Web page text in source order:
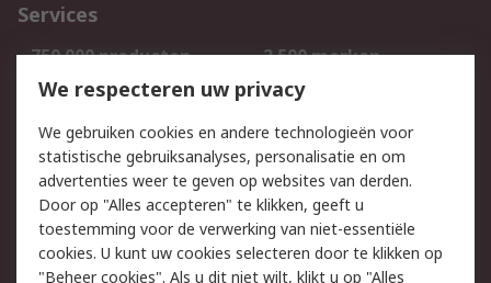
Services
750.000 producten
2.500 merken
Bestellen
Inkoopoplossingen
Track & Trace
Wettelijk
Cookiebeleid
Email veiligheid
Privacybeleid
Websitevoorwaarden
We respecteren uw privacy
We gebruiken cookies en andere technologieën voor
statistische gebruiksanalyses, personalisatie en om
advertenties weer te geven op websites van derden.
Door op "Alles accepteren" te klikken, geeft u
toestemming voor de verwerking van niet-essentiële
cookies. U kunt uw cookies selecteren door te klikken op
"Beheer cookies". Als u dit niet wilt, klikt u op "Alles